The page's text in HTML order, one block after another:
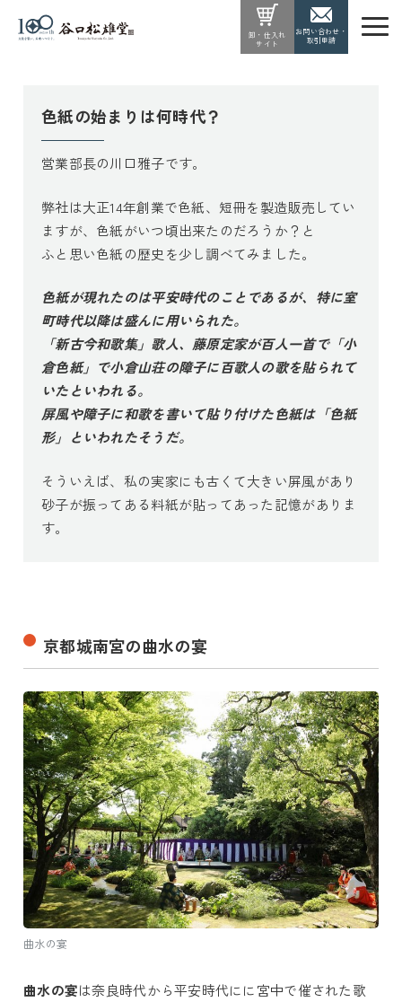
卸・仕入れ
サイト
お問い合わせ・
取引申請
色紙の始まりは何時代？
営業部長の川口雅子です。
弊社は大正14年創業で色紙、短冊を製造販売してい
ますが、色紙がいつ頃出来たのだろうか？と
ふと思い色紙の歴史を少し調べてみました。
色紙が現れたのは平安時代のことであるが、特に室
町時代以降は盛んに用いられた。
「新古今和歌集」歌人、藤原定家が百人一首で「小
倉色紙」で小倉山荘の障子に百歌人の歌を貼られて
いたといわれる。
屏風や障子に和歌を書いて貼り付けた色紙は「色紙
形」といわれたそうだ。
そういえば、私の実家にも古くて大きい屏風があり
砂子が振ってある料紙が貼ってあった記憶がありま
す。
京都城南宮の曲水の宴
曲水の宴
曲水の宴は奈良時代から平安時代にに宮中で催された歌